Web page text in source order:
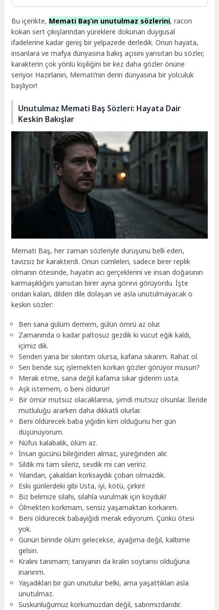
Bu içerikte, Memati Baş’ın unutulmaz sözlerini, racon
kokan sert çıkışlarından yüreklere dokunan duygusal
ifadelerine kadar geniş bir yelpazede derledik. Onun hayata,
insanlara ve mafya dünyasına bakış açısını yansıtan bu sözler,
karakterin çok yönlü kişiliğini bir kez daha gözler önüne
seriyor. Hazırlanın, Memati’nin derin dünyasına bir yolculuk
başlıyor!
Unutulmaz Memati Baş Sözleri: Hayata Dair
Keskin Bakışlar
Memati Baş, her zaman sözleriyle duruşunu belli eden,
tavizsiz bir karakterdi. Onun cümleleri, sadece birer replik
olmanın ötesinde, hayatın acı gerçeklerini ve insan doğasının
karmaşıklığını yansıtan birer ayna görevi görüyordu. İşte
ondan kalan, dilden dile dolaşan ve asla unutulmayacak o
keskin sözler:
Ben sana gülüm demem, gülün ömrü az olur.
Zamanında o kadar paltosuz gezdik ki vücut eğik kaldı,
içimiz dik.
Senden yana bir sıkıntım olursa, kafana sıkarım. Rahat ol.
Sen bende suç işlemekten korkan gözler görüyor musun?
Merak etme, sana değil kafama sıkar giderim usta.
Aşk istemem, o beni öldürür!
Bir ömür mutsuz olacaklarına, şimdi mutsuz olsunlar. İleride
mutluluğu ararken daha dikkatli olurlar.
Beni öldürecek baba yiğidin kim olduğunu her gün
düşünüyorum.
Nüfus kalabalık, ölüm az.
İnsan gücünü bileğinden almaz, yüreğinden alır.
Sildik mi tam sileriz, sevdik mi can veririz.
Yılandan, çakaldan korksaydık çoban olmazdık.
Eski günlerdeki gibi Usta, iyi, kötü, çirkin!
Biz belimize silahı, silahla vurulmak için koyduk!
Ölmekten korkmam, sensiz yaşamaktan korkarım.
Beni öldürecek babayiğidi merak ediyorum. Çünkü ötesi
yok.
Günün birinde ölüm gelecekse, ayağıma değil, kalbime
gelsin.
Kralını tanımam; tanıyanın da kralın soytarısı olduğuna
inanırım.
Yaşadıkları bir gün unutulur belki, ama yaşattıkları asla
unutulmaz.
Suskunluğumuz korkumuzdan değil, sabrımızdandır.